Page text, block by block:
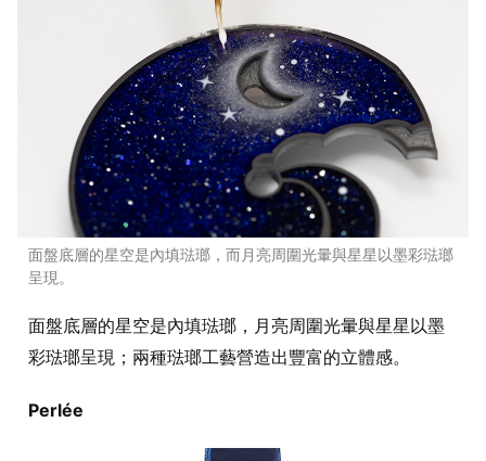
面盤底層的星空是內填琺瑯，而月亮周圍光暈與星星以墨彩琺瑯
呈現。
面盤底層的星空是內填琺瑯，月亮周圍光暈與星星以墨
彩琺瑯呈現；兩種琺瑯工藝營造出豐富的立體感。
Perlée